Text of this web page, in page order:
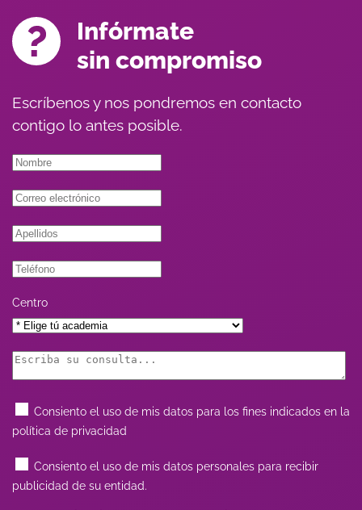
Infórmate
sin compromiso
Escríbenos y nos pondremos en contacto
contigo lo antes posible.
Centro
Consiento el uso de mis datos para los fines indicados en la
política de privacidad
Consiento el uso de mis datos personales para recibir
publicidad de su entidad.